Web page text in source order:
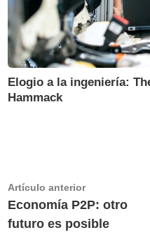
Elogio a la ingeniería:
Hammack
Navegación
de
entradas
Artículo anteriorArtículo
anterior:
Economía P2P: otro
futuro es posible